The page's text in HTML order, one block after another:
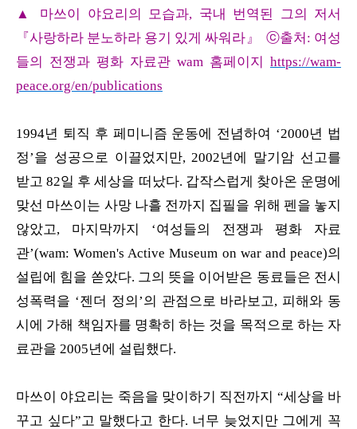
▲ 마쓰이 야요리의 모습과, 국내 번역된 그의 저서
『사랑하라 분노하라 용기 있게 싸워라』 ⓒ출처: 여성
들의 전쟁과 평화 자료관 wam 홈페이 지 https://wam-
peace.org/en/publications
1994년 퇴직 후 페미니즘 운동에 전념하여 ‘2000년 법
정’을 성공으로 이끌었지만, 2002년에 말기암 선고를
받고 82일 후 세상을 떠났다. 갑작스럽게 찾아온 운명에
맞선 마쓰이는 사망 나흘 전까지 집필을 위해 펜을 놓지
않았고, 마지막까지 ‘여성들의 전쟁과 평화 자료
관’(wam: Women's Active Museum on war and peace)의
설립에 힘을 쏟았다. 그의 뜻을 이어받은 동료들은 전시
성폭력을 ‘젠더 정의’의 관점으로 바라보고, 피해와 동
시에 가해 책임자를 명확히 하는 것을 목적으로 하는 자
료관을 2005년에 설립했다.
마쓰이 야요리는 죽음을 맞이하기 직전까지 “세상을 바
꾸고 싶다”고 말했다고 한다. 너무 늦었지만 그에게 꼭